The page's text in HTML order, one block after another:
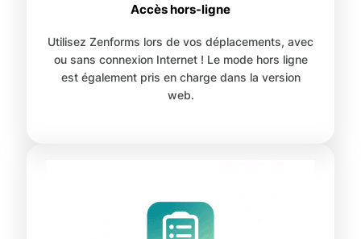
Accès hors-ligne
Utilisez Zenforms lors de vos déplacements, avec
ou sans connexion Internet ! Le mode hors ligne
est également pris en charge dans la version
web.